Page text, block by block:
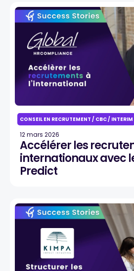
CONSEIL EN RECRUTEMENT / CBC / INTERIM
12 mars 2026
Accélérer les
internationaux avec
Predict